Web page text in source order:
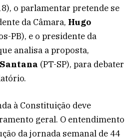
o parlamentar pretende se
da Câmara, Hugo
PB), e o presidente da
analisa a proposta,
(PT-SP), para debater
à Constituição deve
geral. O entendimento
da jornada semanal de 44